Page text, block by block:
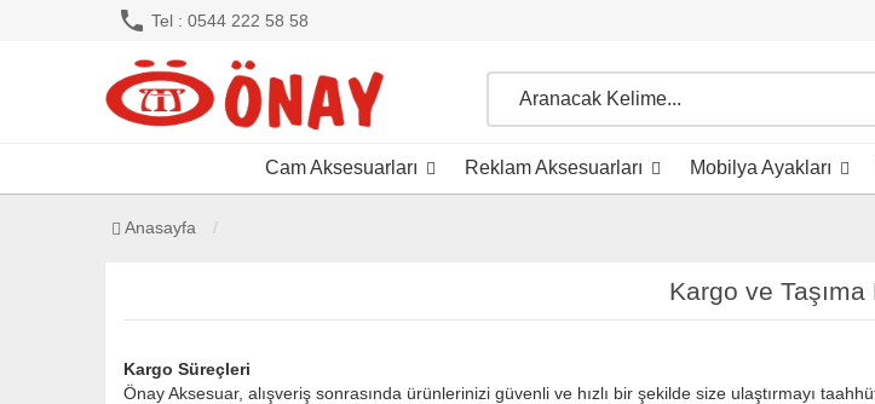
phone Tel : 0544 222 58 58
Cam Aksesuarları Reklam Aksesuarları Mobilya Ayakları
Anasayfa
Kargo ve Taşıma
Kargo Süreçleri
Önay Aksesuar, alışveriş sonrasında ürünlerinizi güvenli ve hızlı bir şekilde size ulaştırmayı